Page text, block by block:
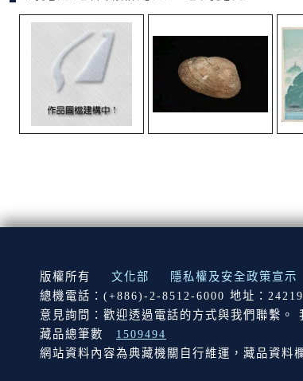
:::
版權所有 文化部 隱私權及安全政策宣示
總機電話：(+886)-2-8512-6000 地址：
意見詢問：歡迎透過電話的方式與我們聯繫。
藏品總筆數
1509494
網站資料內容為典藏機關自行維運，藏品資料